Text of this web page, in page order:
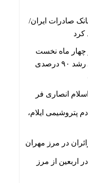
صادرات ایران/
چهار ماه نخست
امسال از ۱۴.۵ همت گذشت/ رشد ۹۰ درصدی
انصاری فر
پتروشیمی ایلام،
در مرز مهران
در اربعین از مرز